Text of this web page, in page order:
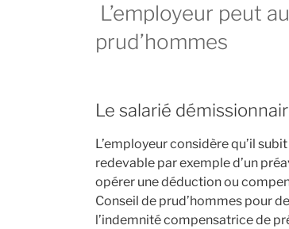
L’employeur peut
prud’hommes
Le salarié
L’employeur considère qu’il
redevable par exemple d’un
opérer une déduction ou
Conseil de prud’hommes pour
l’indemnité compensatrice de